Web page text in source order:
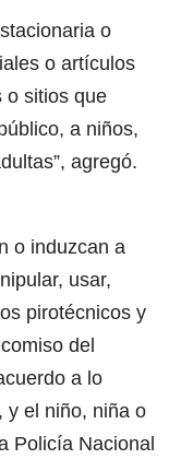
o
o artículos
o sitios que
a niños,
agregó.
o induzcan a
usar,
pirotécnicos y
del
a lo
y el niño, niña o
Policía Nacional